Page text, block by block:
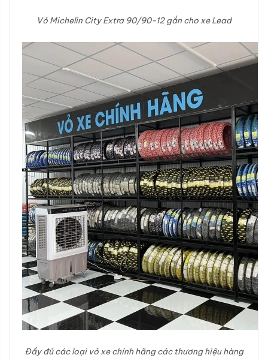
Vỏ Michelin City Extra 90/90-12 gắn cho xe Lead
Đầy đủ các loại vỏ xe chính hãng các thương hiệu hàng